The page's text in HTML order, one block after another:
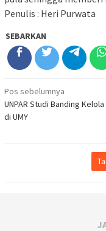
Penulis : Heri Purwata
SEBARKAN
Navigasi
pos
Pos sebelumnya
UNPAR Studi Banding
di UMY